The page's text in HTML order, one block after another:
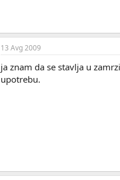
13 Avg 2009
ja znam da se stavlja u
upotrebu.